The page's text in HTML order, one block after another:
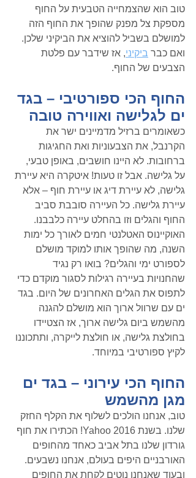
טוב הוא שהצמחייה הטבעית על החוף
מספקת צל מפנק שהופך את החוף הזה
למושלם בשביל להוציא את הביקיני שלכן.
ואם כבר ביקיני, אז שידבר עם פלטת
הצבעים של החוף.
החוף הכי ספורטיבי – בגד
ים לגלישה ואווירה טובה
כשאומרים ברזיל מדמיינים ישר את
הקרנבל, את הצבעוניות ואת החגיגות
ברחובות. לא היינו חושבים, באופן טבעי,
על גלישה. אבל זו טעות! איטקרה היא עיירת
גלישה, לא עיירת דיג או עיירת חוף – אלא
עיירת גלישה. כל העיירה סובבת סביב
החוף והגלים וזו בהחלט עיירה כלבבנו.
האוקיינוס האטלנטי חמים לאורך כל ימות
השנה, מה שהופך אותו למוקד מושלם
לספורט ימי והגלים? בואו רק נגיד
שהחנויות בעיירה רגילות לסגור מוקדם כדי
לתפוס את הגלים האחרונים של היום. בגד
ים עם שרוול ארוך הוא מושלם להגנה
מהשמש ביום גלישה ארוך, אז הצטיידו
בחולצת גלישה, או חולצת לייקרה, ותתכוננו
לקיץ ספורטיבי במיוחד.
החוף הכי עירוני – בגד ים
מגן מהשמש
טוב, אנחנו הולכים לשלוף את הקלף החזק
שלנו. בשנת 2016 Yahoo! הכתירו את חוף
גורדון שלנו בתל אביב כאחד מהחופים
האורבניים היפים בעולם, אנחנו נשבעים.
ובעוד שאנחנו נוטים לקחת את החופים